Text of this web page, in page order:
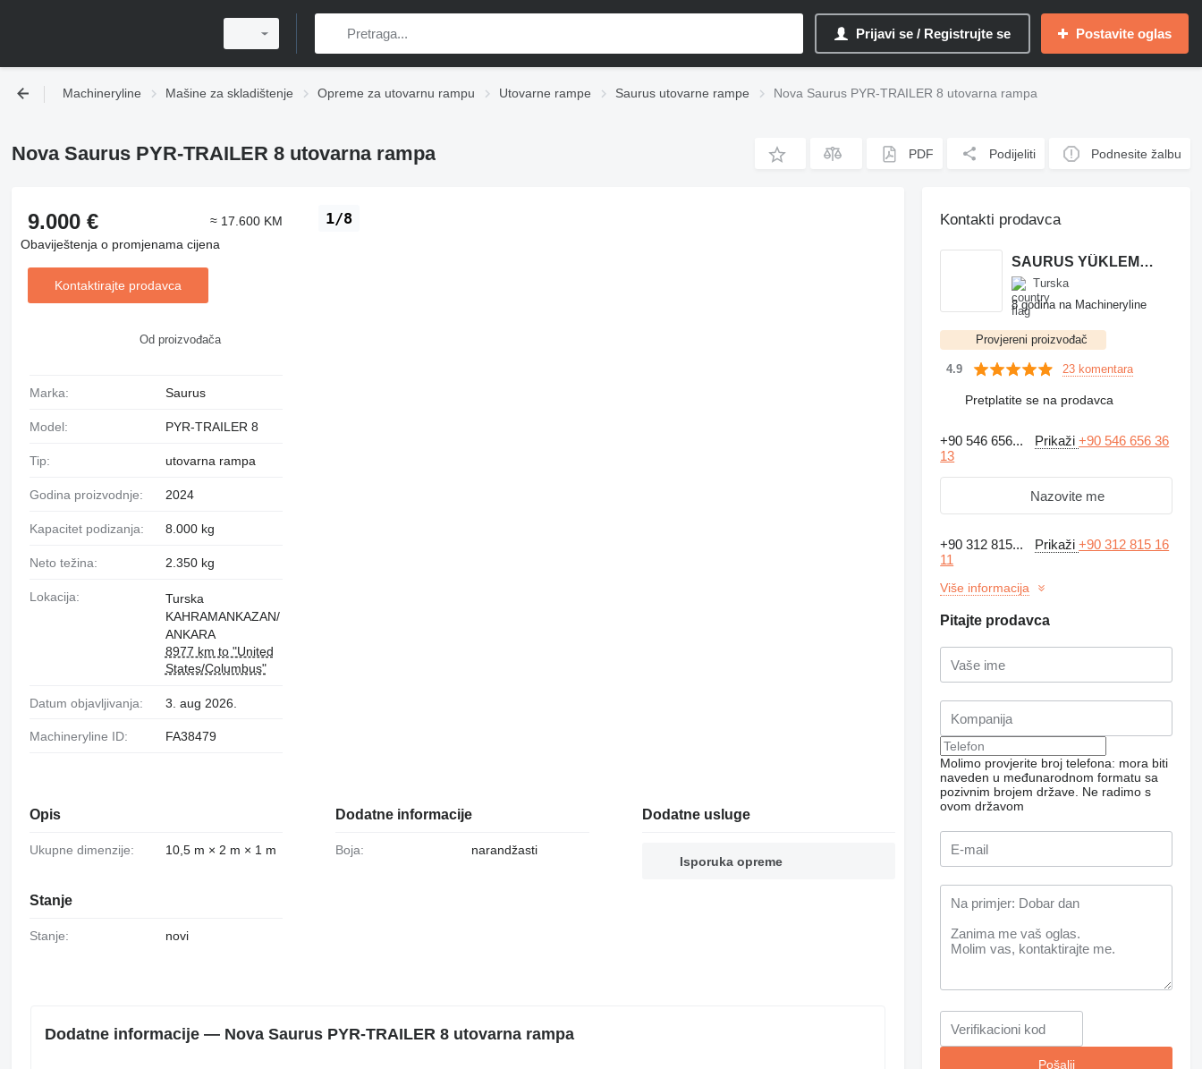
Prijavi se / Registrujte se Postavite oglas
Machineryline Mašine za skladištenje Opreme za utovarnu rampu Utovarne rampe Saurus utovarne rampe Nova Saurus PYR-TRAILER 8 utovarna rampa
Nova Saurus PYR-TRAILER 8 utovarna rampa PDF Podijeliti Podnesite žalbu
1/8
9.000 €
≈ 17.600 KM
Obaviještenja o promjenama cijena
Kontaktirajte prodavca
Od proizvođača
Marka: Saurus
Model: PYR-TRAILER 8
Tip: utovarna rampa
Godina proizvodnje: 2024
Kapacitet podizanja: 8.000 kg
Neto težina: 2.350 kg
Lokacija:
Turska
KAHRAMANKAZAN/
ANKARA
8977 km to "United
States/Columbus"
Datum objavljivanja: 3. aug 2026.
Machineryline ID: FA38479
Opis
Ukupne dimenzije: 10,5 m × 2 m × 1 m
Stanje
Stanje: novi
Dodatne informacije
Boja: narandžasti
Dodatne usluge
Isporuka opreme
Dodatne informacije — Nova Saurus PYR-TRAILER 8 utovarna rampa
Kontakti prodavca
SAURUS YÜKLEME SİSTEMLERİ MAK. SAN. VE TİC. LTD. ŞTİ.
Turska
8 godina na Machineryline
Provjereni proizvođač
4.9 23 komentara
Pretplatite se na prodavca
+90 546 656... Prikaži+90 546 656 36
13
Nazovite me
+90 312 815... Prikaži+90 312 815 16
11
Više informacija
Pitajte prodavca
Molimo provjerite broj telefona: mora biti
naveden u međunarodnom formatu sa
pozivnim brojem države. Ne radimo s
ovom državom